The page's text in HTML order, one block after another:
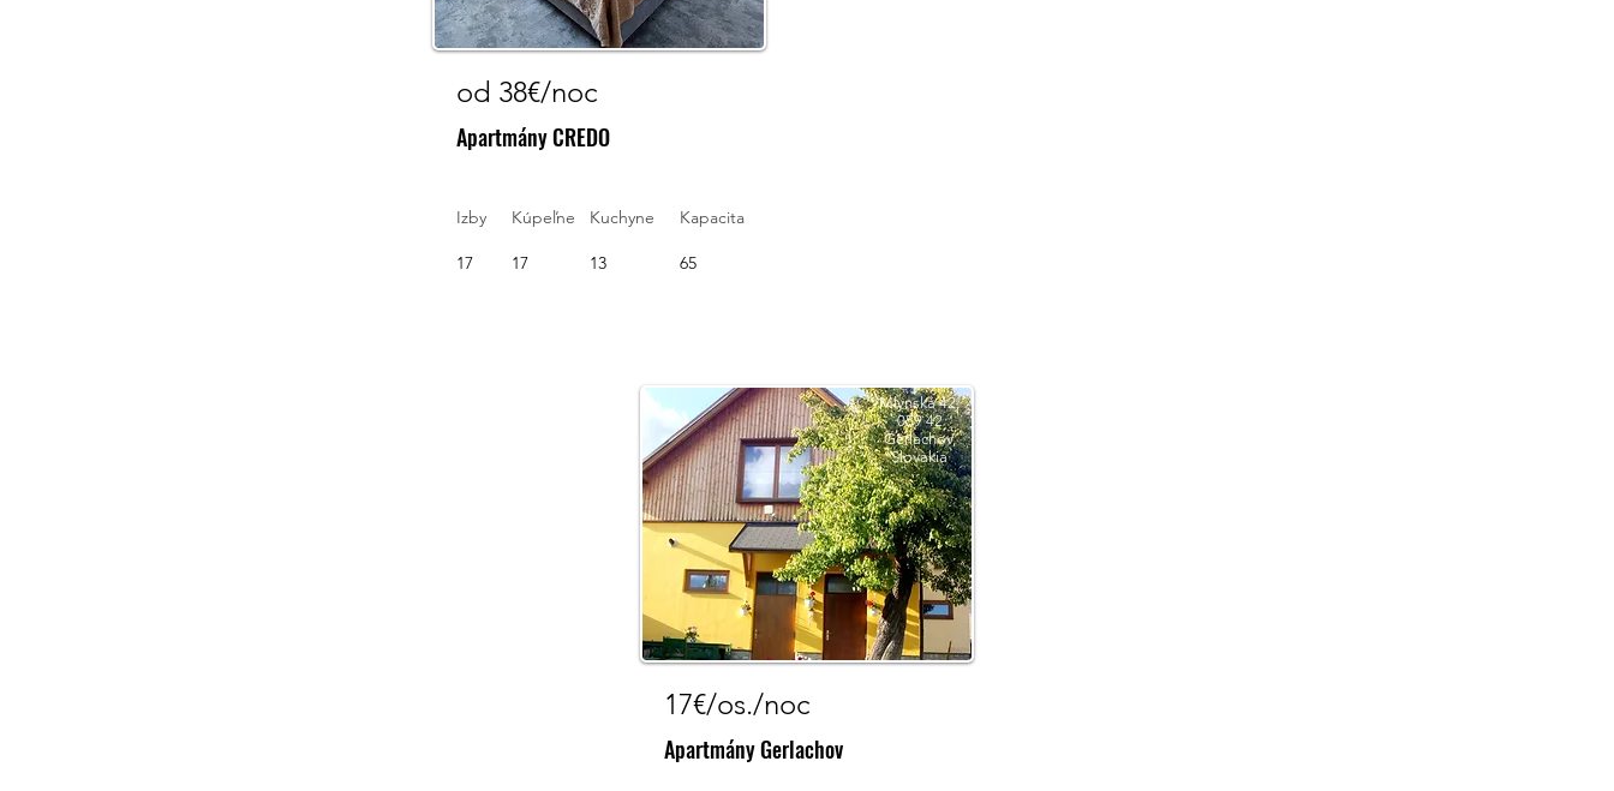
od 38€/noc
Apartmány CREDO
Izby Kúpeľne Kuchyne Kapacita
17 17 13 65
Mlynská 42,
059 42
Gerlachov,
Slovakia
17€/os./noc
Apartmány Gerlachov